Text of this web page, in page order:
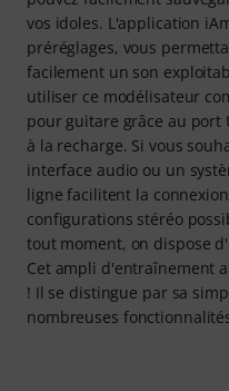
vos idoles. L'application
préréglages, vous
facilement un son
utiliser ce modélisateur
pour guitare grâce au port
à la recharge. Si vous
interface audio ou un
ligne facilitent la
configurations stéréo
tout moment, on dispose
Cet ampli d'entraînement
! Il se distingue par sa
nombreuses